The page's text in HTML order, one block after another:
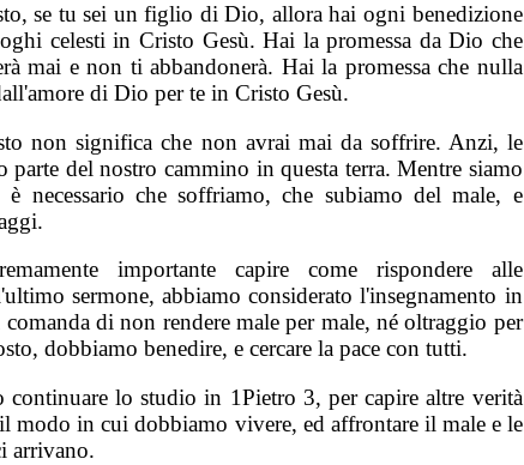
se tu sei un figlio di Dio, allora hai ogni benedizione
celesti in Cristo Gesù. Hai la promessa da Dio che
mai e non ti abbandonerà. Hai la promessa che nulla
di Dio per te in Cristo Gesù.
non significa che non avrai mai da soffrire. Anzi, le
parte del nostro cammino in questa terra. Mentre siamo
è necessario che soffriamo, che subiamo del male, e
importante capire come rispondere alle
sermone, abbiamo considerato l'insegnamento in
di non rendere male per male, né oltraggio per
dobbiamo benedire, e cercare la pace con tutti.
lo studio in 1Pietro 3, per capire altre verità
modo in cui dobbiamo vivere, ed affrontare il male e le
arrivano.